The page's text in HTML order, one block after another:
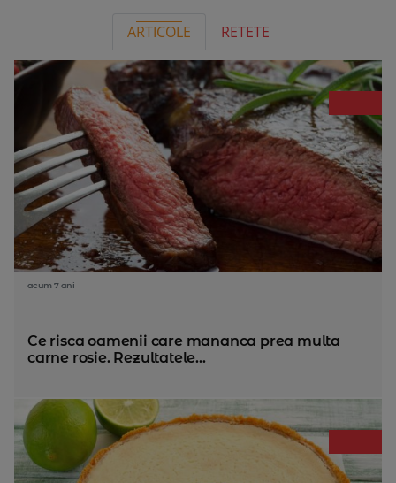
ARTICOLE RETETE
acum 7 ani
Ce risca oamenii care mananca prea multa
carne rosie. Rezultatele...